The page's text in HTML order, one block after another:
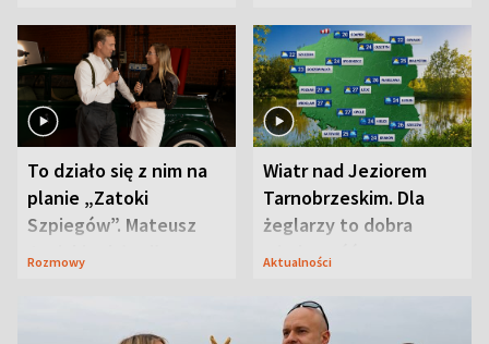
To działo się z nim na
planie „Zatoki
Szpiegów”. Mateusz
Janicki odsłonił
Rozmowy
Wiatr nad Jeziorem
Tarnobrzeskim. Dla
żeglarzy to dobra
wiadomość
Aktualności